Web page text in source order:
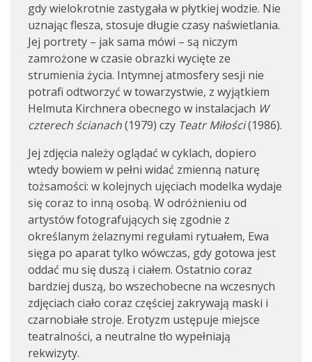
gdy wielokrotnie zastygała w płytkiej wodzie. Nie
uznając flesza, stosuje długie czasy naświetlania.
Jej portrety – jak sama mówi – są niczym
zamrożone w czasie obrazki wycięte ze
strumienia życia. Intymnej atmosfery sesji nie
potrafi odtworzyć w towarzystwie, z wyjątkiem
Helmuta Kirchnera obecnego w instalacjach W
czterech ścianach(1979) czy Teatr Miłości(1986).
Jej zdjęcia należy oglądać w cyklach, dopiero
wtedy bowiem w pełni widać zmienną naturę
tożsamości: w kolejnych ujęciach modelka wydaje
się coraz to inną osobą. W odróżnieniu od
artystów fotografujących się zgodnie z
określanym żelaznymi regułami rytuałem, Ewa
sięga po aparat tylko wówczas, gdy gotowa jest
oddać mu się duszą i ciałem. Ostatnio coraz
bardziej duszą, bo wszechobecne na wczesnych
zdjęciach ciało coraz częściej zakrywają maski i
czarnobiałe stroje. Erotyzm ustępuje miejsce
teatralności, a neutralne tło wypełniają
rekwizyty.